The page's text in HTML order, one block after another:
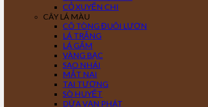
CỎ XUYẾN CHI
CÂY LÁ MÀU
CÔ TÒNG ĐUÔI LƯƠN
LÁ TRẮNG
LÁ GẤM
VÀNG BẠC
SAO NHÁI
MẮT NAI
TAI TƯỢNG
SÒ HUYẾT
DỨA VẠN PHÁT